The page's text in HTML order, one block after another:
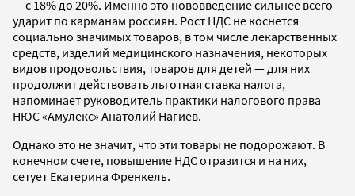
— с 18% до 20%. Именно это нововведение сильнее всего
ударит по карманам россиян. Рост НДС не коснется
социально значимых товаров, в том числе лекарственных
средств, изделий медицинского назначения, некоторых
видов продовольствия, товаров для детей — для них
продолжит действовать льготная ставка налога,
напоминает руководитель практики налогового права
НЮС «Амулекс» Анатолий Нагиев.
Однако это не значит, что эти товары не подорожают. В
конечном счете, повышение НДС отразится и на них,
сетует Екатерина Френкель.